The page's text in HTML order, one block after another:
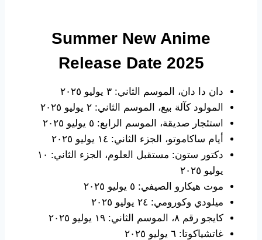
Summer New Anime
Release Date 2025
دان دا دان، الموسم الثاني: ٣ يوليو ٢٠٢٥
المولود كآلة بيع، الموسم الثاني: ٢ يوليو ٢٠٢٥
استئجار صديقة، الموسم الرابع: ٥ يوليو ٢٠٢٥
أيام ساكاموتو، الجزء الثاني: ١٤ يوليو ٢٠٢٥
دكتور ستون: مستقبل العلوم، الجزء الثاني: ١٠
يوليو ٢٠٢٥
موت هيكارو الصيفي: ٥ يوليو ٢٠٢٥
ميلودي وكورومي: ٢٤ يوليو ٢٠٢٥
كايجو رقم ٨، الموسم الثاني: ١٩ يوليو ٢٠٢٥
غاتشياكوتا: ٦ يوليو ٢٠٢٥